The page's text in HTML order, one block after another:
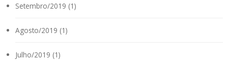
Setembro/2019 (1)
Agosto/2019 (1)
Julho/2019 (1)